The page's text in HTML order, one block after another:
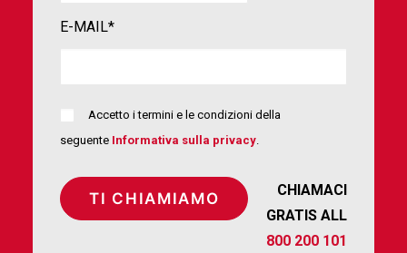
E-MAIL*
Accetto i termini e le condizioni della
seguente Informativa sulla privacy.
CHIAMACI
GRATIS ALL
800 200 101